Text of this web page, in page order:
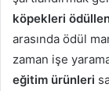
köpekleri
arasında ödül
zaman işe
eğitim ürünleri